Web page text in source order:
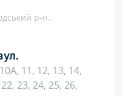
р-н.,
11, 12, 13, 14,
23, 24, 25, 26,